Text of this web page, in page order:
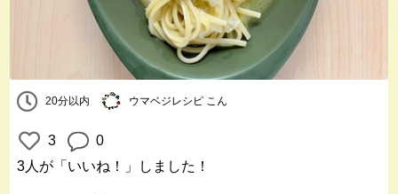
20分以内 ウマベジレシピ こん
3
0
3人 が「いいね！」しました！